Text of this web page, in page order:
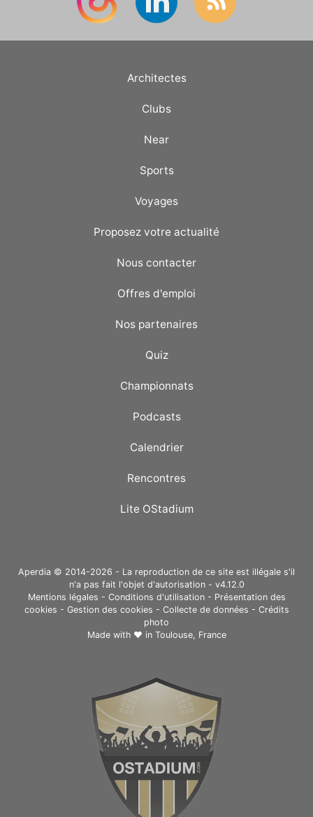
Architectes
Clubs
Near
Sports
Voyages
Proposez votre actualité
Nous contacter
Offres d'emploi
Nos partenaires
Quiz
Championnats
Podcasts
Calendrier
Rencontres
Lite OStadium
Aperdia © 2014-2026 - La reproduction de ce site est illégale s'il
n'a pas fait l'objet d'autorisation - v4.12.0
Mentions légales - Conditions d'utilisation- Présentation des
cookies - Gestion des cookies - Collecte de données - Crédits
photo
Made with ❤ in Toulouse, France